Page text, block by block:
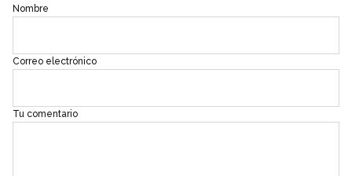
Nombre
Correo electrónico
Tu comentario